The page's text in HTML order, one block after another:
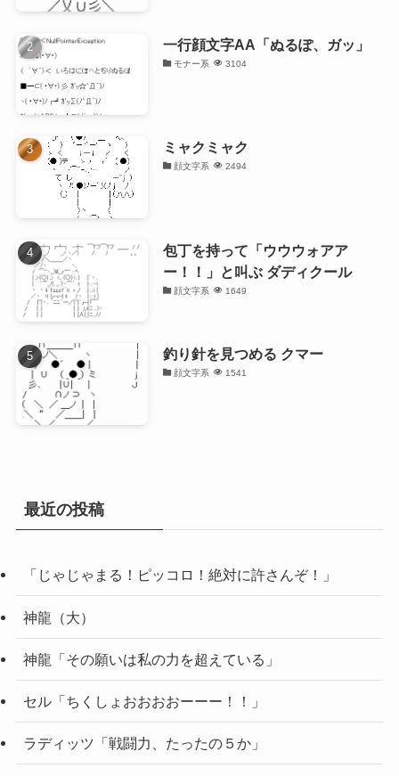
一行顔文字AA「ぬるぽ、ガッ」
モナー系 3104
ミャクミャク
顔文字系 2494
包丁を持って「ウウウォアア
ー！！」と叫ぶ ダディクール
顔文字系 1649
釣り針を見つめる クマー
顔文字系 1541
最近の投稿
「じゃじゃまる！ピッコロ！絶対に許さんぞ！」
神龍（大）
神龍「その願いは私の力を超えている」
セル「ちくしょおおおおーーー！！」
ラディッツ「戦闘力、たったの５か」